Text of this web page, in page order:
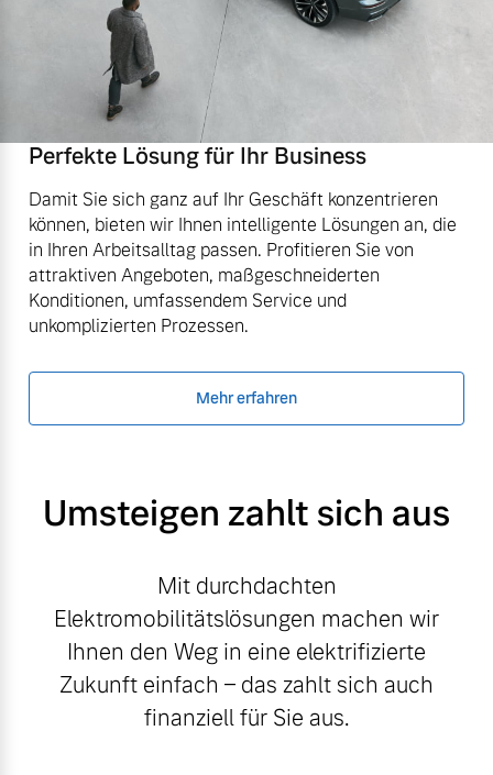
Perfekte Lösung für Ihr Business
Damit Sie sich ganz auf Ihr Geschäft konzentrieren
können, bieten wir Ihnen intelligente Lösungen an, die
in Ihren Arbeitsalltag passen. Profitieren Sie von
attraktiven Angeboten, maßgeschneiderten
Konditionen, umfassendem Service und
unkomplizierten Prozessen.
Mehr erfahren
Umsteigen zahlt sich aus
Mit durchdachten
Elektromobilitätslösungen machen wir
Ihnen den Weg in eine elektrifizierte
Zukunft einfach – das zahlt sich auch
finanziell für Sie aus.